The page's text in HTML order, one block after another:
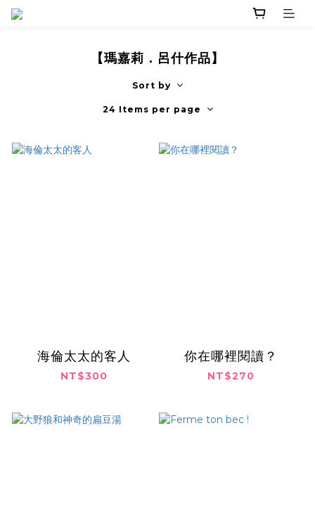
【瑪嘉莉．呂什作品】
Sort by
24 Items per page
海倫太太的客人
NT$300
你在哪裡閱讀？
NT$270